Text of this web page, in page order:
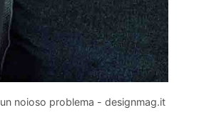
noioso problema - designmag.it